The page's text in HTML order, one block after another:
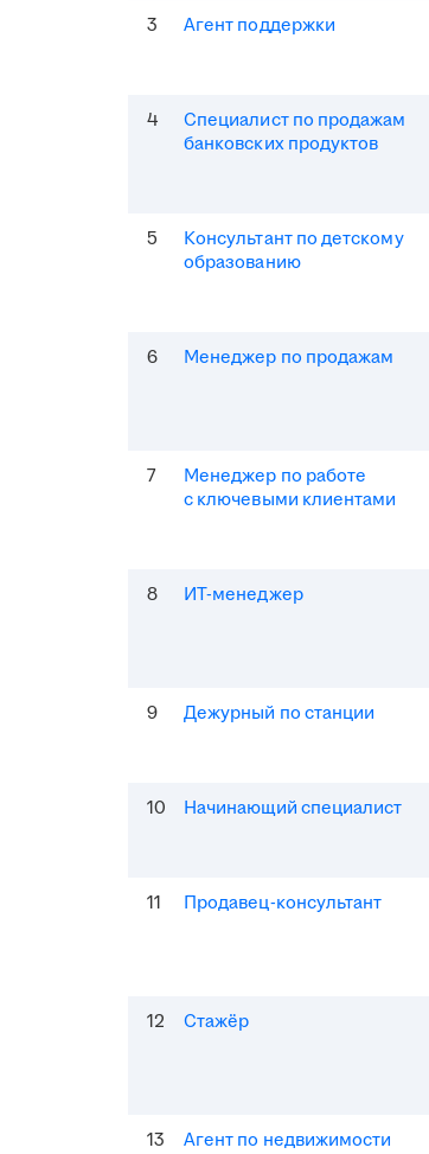
3 Агент поддержки
4
Специалист по продажам
банковских продуктов
5
Консультант по детскому
образованию
6 Менеджер по продажам
7
Менеджер по работе
с ключевыми клиентами
8 ИТ-менеджер
9 Дежурный по станции
10 Начинающий специалист
11 Продавец-консультант
12 Стажёр
13 Агент по недвижимости